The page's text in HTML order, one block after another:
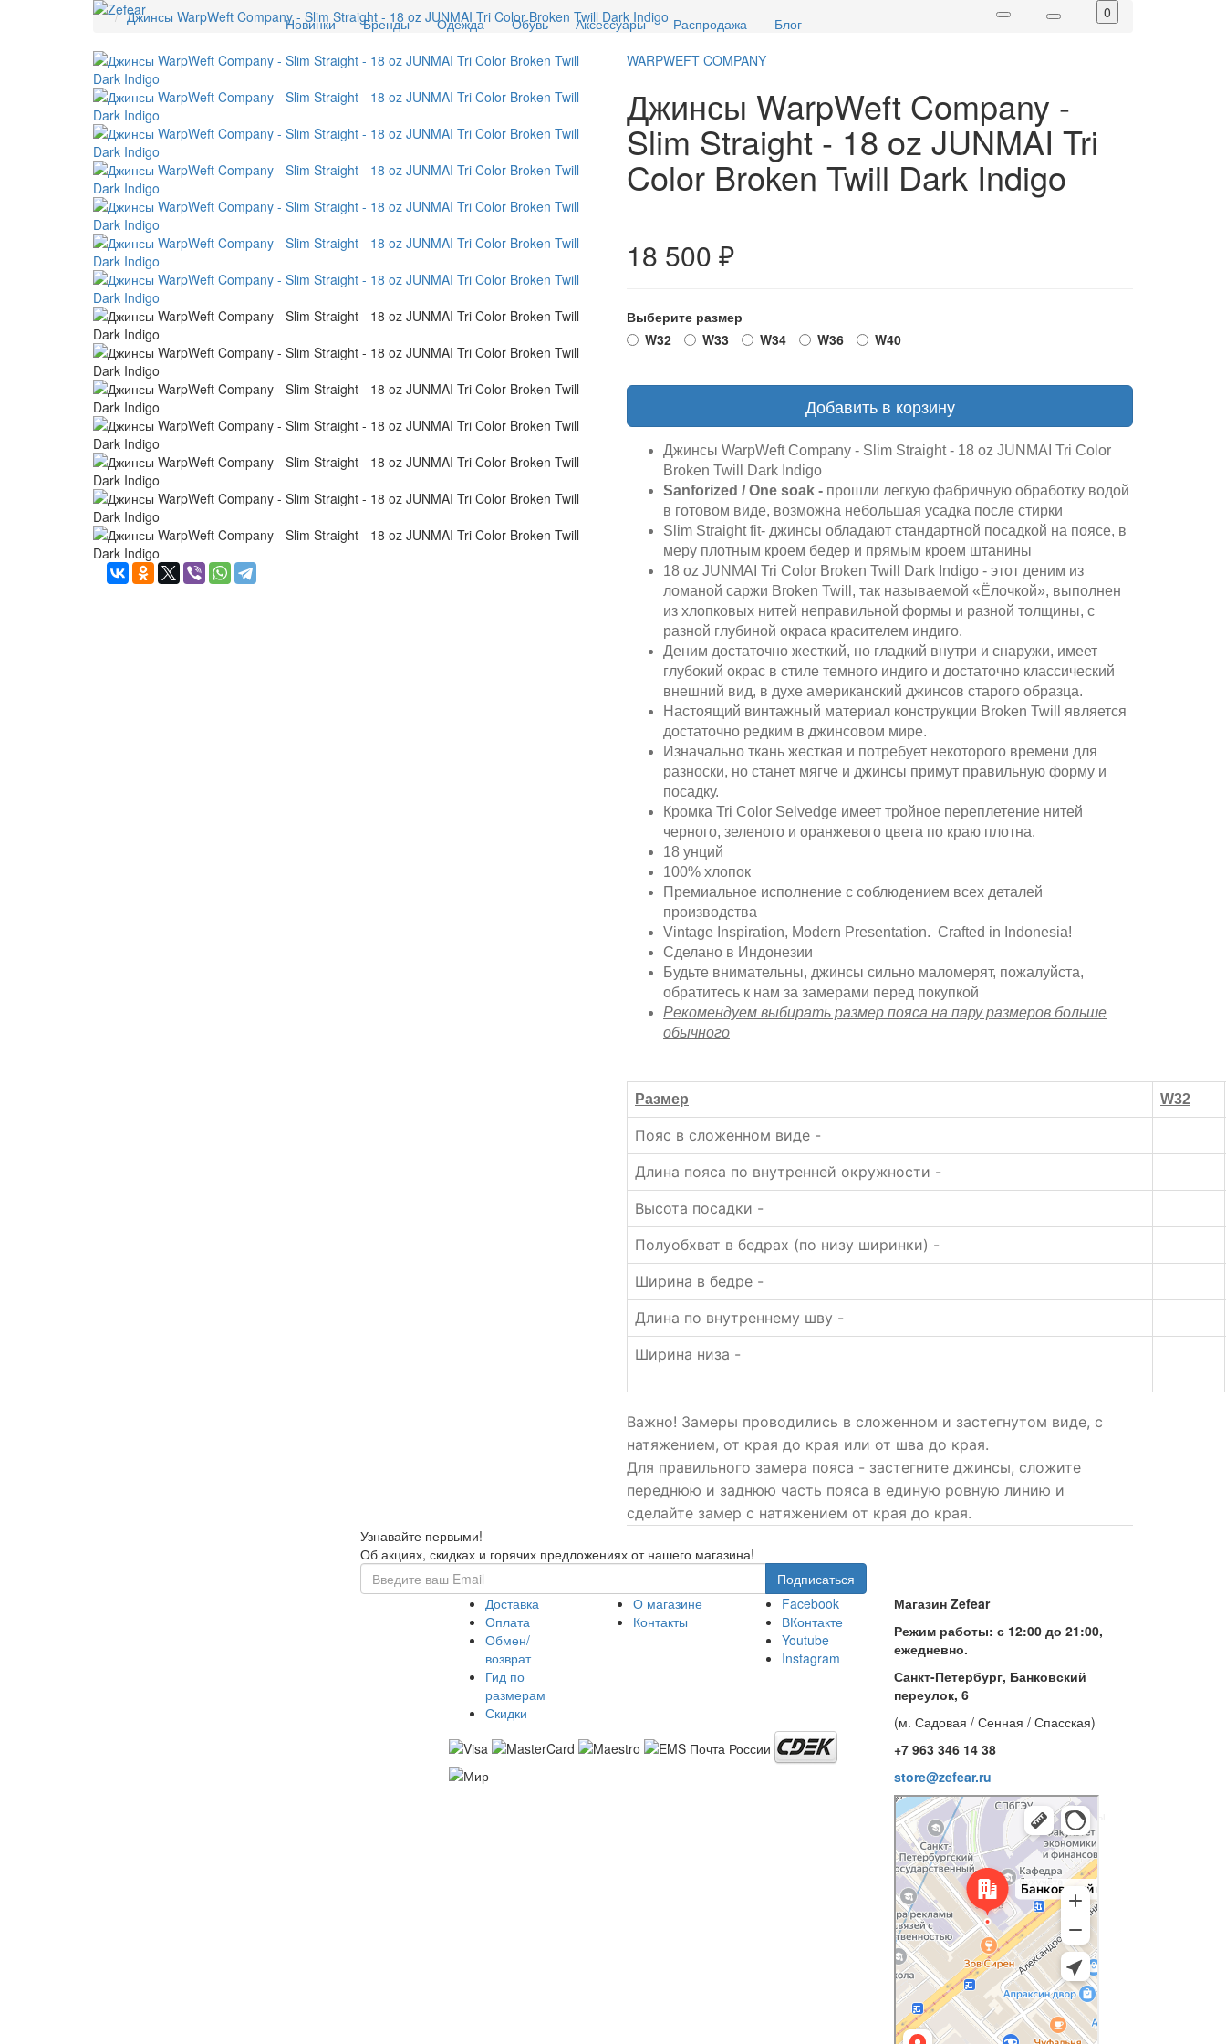
Новинки Бренды Одежда Обувь Аксессуары Распродажа Блог
0
Джинсы WarpWeft Company - Slim Straight - 18 oz JUNMAI Tri Color Broken Twill Dark Indigo
WARPWEFT COMPANY
Джинсы WarpWeft Company -
Slim Straight - 18 oz JUNMAI Tri
Color Broken Twill Dark Indigo
18 500 ₽
Выберите размер
W32
W33 W34 W36 W40
Добавить в корзину
Джинсы WarpWeft Company - Slim Straight - 18 oz JUNMAI Tri Color
Broken Twill Dark Indigo
Sanforized / One soak - прошли легкую фабричную обработку водой
в готовом виде, возможна небольшая усадка после стирки
Slim Straight fit- джинсы обладают стандартной посадкой на поясе, в
меру плотным кроем бедер и прямым кроем штанины
18 oz JUNMAI Tri Color Broken Twill Dark Indigo - этот деним из
ломаной саржи Broken Twill, так называемой «Ёлочкой», выполнен
из хлопковых нитей неправильной формы и разной толщины, с
разной глубиной окраса красителем индиго.
Деним достаточно жесткий, но гладкий внутри и снаружи, имеет
глубокий окрас в стиле темного индиго и достаточно классический
внешний вид, в духе американский джинсов старого образца.
Настоящий винтажный материал конструкции Broken Twill является
достаточно редким в джинсовом мире.
Изначально ткань жесткая и потребует некоторого времени для
разноски, но станет мягче и джинсы примут правильную форму и
посадку.
Кромка Tri Color Selvedge имеет тройное переплетение нитей
черного, зеленого и оранжевого цвета по краю плотна.
18 унций
100% хлопок
Премиальное исполнение с соблюдением всех деталей
производства
Vintage Inspiration, Modern Presentation. Crafted in Indonesia!
Сделано в Индонезии
Будьте внимательны, джинсы сильно маломерят, пожалуйста,
обратитесь к нам за замерами перед покупкой
Рекомендуем выбирать размер пояса на пару размеров больше
обычного
Размер W32
Пояс в сложенном виде -
Длина пояса по внутренней окружности -
Высота посадки -
Полуобхват в бедрах (по низу ширинки) -
Ширина в бедре -
Длина по внутреннему шву -
Ширина низа -
Важно! Замеры проводились в сложенном и застегнутом виде, с
натяжением, от края до края или от шва до края.
Для правильного замера пояса - застегните джинсы, сложите
переднюю и заднюю часть пояса в единую ровную линию и
сделайте замер с натяжением от края до края.
Узнавайте первыми!
Об акциях, скидках и горячих предложениях от нашего магазина!
Доставка
Оплата
Обмен/
возврат
Гид по
размерам
Скидки
О магазине
Контакты
Facebook
ВКонтакте
Youtube
Instagram
Магазин Zefear
Режим работы: с 12:00 до 21:00,
ежедневно.
Санкт-Петербург, Банковский
переулок, 6
(м. Садовая / Сенная / Спасская)
+7 963 346 14 38
store@zefear.ru
Санкт‑Петербург
Банковский переулок, 6 — Яндекс Карты